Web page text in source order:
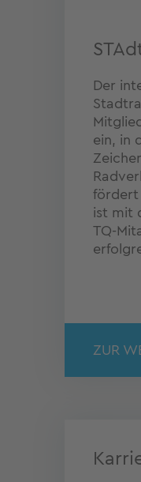
Der
ein, in
fördert
ist mit
TQ-
ZUR